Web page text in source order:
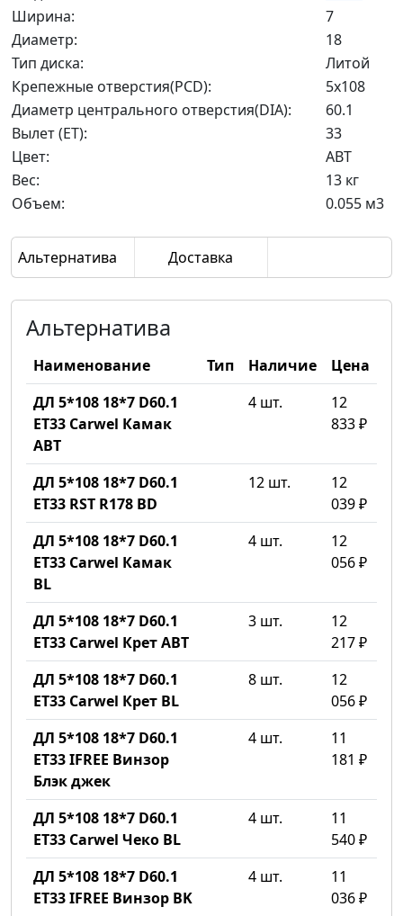
Ширина:
7
Диаметр:
18
Тип диска:
Литой
Крепежные отверстия(PCD):
5x108
Диаметр центрального отверстия(DIA):
60.1
Вылет (ET):
33
Цвет:
ABT
Вес:
13 кг
Объем:
0.055 м3
Альтернатива Доставка
Альтернатива
Наименование Тип Наличие
Цена
ДЛ 5*108 18*7 D60.1
ET33 Carwel Камак
ABT
4 шт.
12
833 ₽
ДЛ 5*108 18*7 D60.1
ET33 RST R178 BD
12 шт.
12
039 ₽
ДЛ 5*108 18*7 D60.1
ET33 Carwel Камак
BL
4 шт.
12
056 ₽
ДЛ 5*108 18*7 D60.1
ET33 Carwel Крет ABT
3 шт.
12
217 ₽
ДЛ 5*108 18*7 D60.1
ET33 Carwel Крет BL
8 шт.
12
056 ₽
ДЛ 5*108 18*7 D60.1
ET33 IFREE Винзор
Блэк джек
4 шт.
11
181 ₽
ДЛ 5*108 18*7 D60.1
ET33 Carwel Чеко BL
4 шт.
11
540 ₽
ДЛ 5*108 18*7 D60.1
ET33 IFREE Винзор BK
4 шт.
11
036 ₽